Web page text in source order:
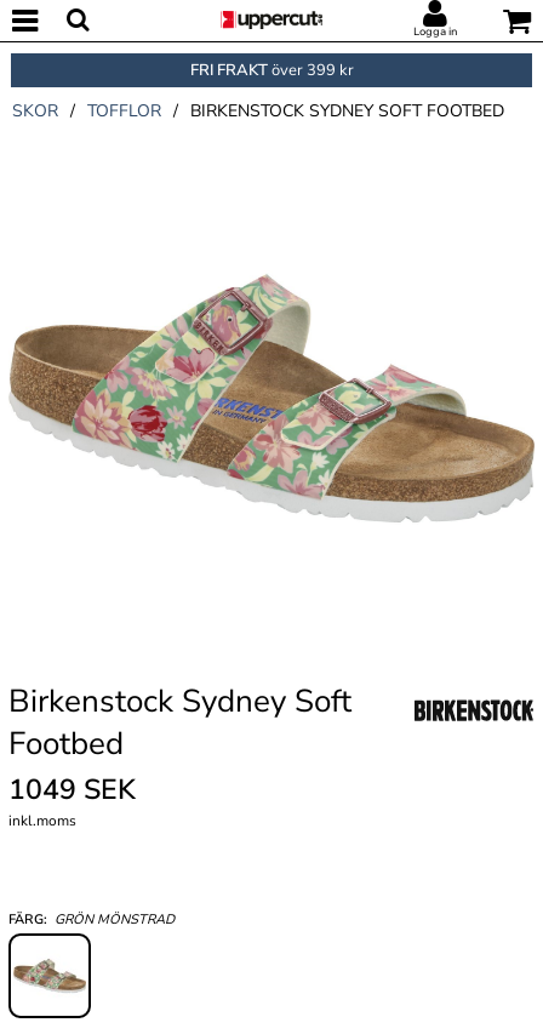
Logga in
FRI FRAKTöver 399 kr
SKOR / TOFFLOR / BIRKENSTOCK SYDNEY SOFT FOOTBED
Birkenstock Sydney Soft
Footbed
1049 SEK
inkl.moms
FÄRG: GRÖN MÖNSTRAD